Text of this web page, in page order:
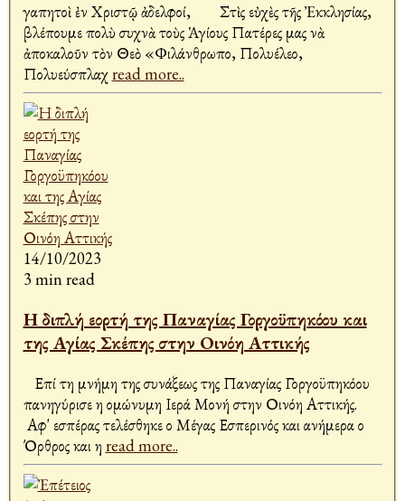
Ἀγαπητοὶ ἐν Χριστῷ ἀδελφοί, Στὶς εὐχὲς τῆς Ἐκκλησίας,
βλέπουμε πολὺ συχνὰ τοὺς Ἁγίους Πατέρες μας νὰ
ἀποκαλοῦν τὸν Θεὸ «Φιλάνθρωπο, Πολυέλεο,
Πολυεύσπλαχread more..
14/10/2023
3 min read
Η διπλή εορτή της Παναγίας Γοργοϋπηκόου και
της Αγίας Σκέπης στην Οινόη Αττικής
Επί τη μνήμη της συνάξεως της Παναγίας Γοργοϋπηκόου
πανηγύρισε η ομώνυμη Ιερά Μονή στην Οινόη Αττικής.
Αφ' εσπέρας τελέσθηκε ο Μέγας Εσπερινός και ανήμερα ο
Όρθρος και η read more..